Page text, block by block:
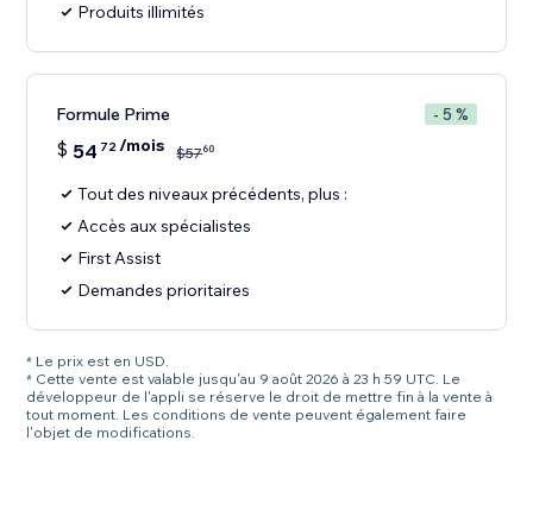
Produits illimités
Formule Prime - 5 %
$ 54 72/mois $5760
Tout des niveaux précédents, plus :
Accès aux spécialistes
First Assist
Demandes prioritaires
* Le prix est en USD.
* Cette vente est valable jusqu'au 9 août 2026 à 23 h 59 UTC. Le
développeur de l'appli se réserve le droit de mettre fin à la vente à
tout moment. Les conditions de vente peuvent également faire
l'objet de modifications.